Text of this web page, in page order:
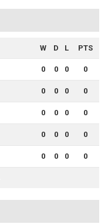
W D L PTS
0 0 0 0
0 0 0 0
0 0 0 0
0 0 0 0
0 0 0 0